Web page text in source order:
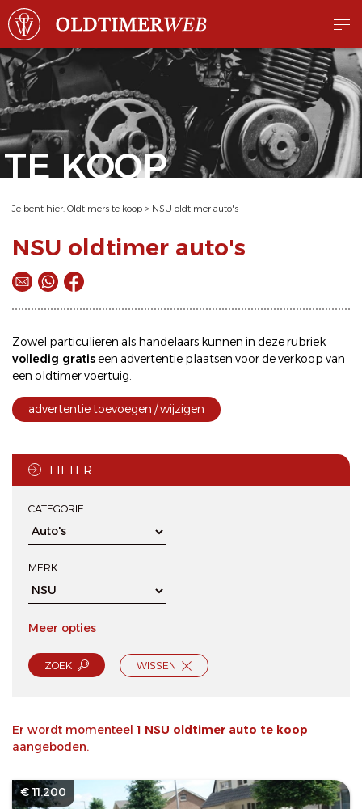
TE KOOP
Je bent hier: Oldtimers te koop > NSU oldtimer auto's
NSU oldtimer auto's
Zowel particulieren als handelaars kunnen in deze rubriek
volledig gratis een advertentie plaatsen voor deverkoop van
een oldtimer voertuig.
advertentie toevoegen / wijzigen
FILTER
CATEGORIE
MERK
Meer opties
ZOEK WISSEN
Er wordt momenteel 1 NSU oldtimer auto te koop
aangeboden.
€ 11.200